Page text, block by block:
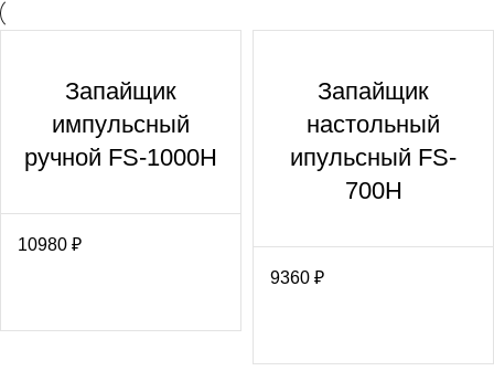
Запайщик
импульсный
ручной FS-1000Н
10980 ₽
Запайщик
настольный
ипульсный FS-
700Н
9360 ₽